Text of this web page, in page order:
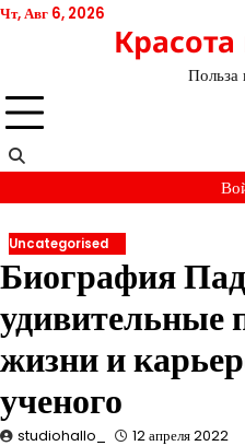
Перейти
Чт, Авг 6, 2026
Польза
Uncategorised
Биография
удивительные
жизни и
ученого
studiohallo_ 12 апреля 2022